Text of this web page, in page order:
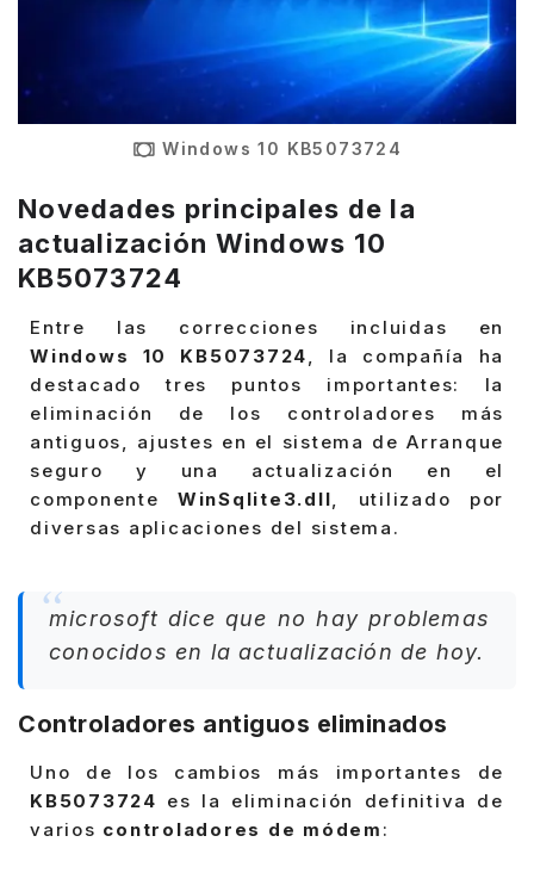
Windows 10 KB5073724
Novedades principales de la
actualización Windows 10
KB5073724
Entre las correcciones incluidas en
Windows 10 KB5073724, la compañía ha
destacado tres puntos importantes: la
eliminación de los controladores más
antiguos, ajustes en el sistema de Arranque
seguro y una actualización en el
componente WinSqlite3.dll, utilizado por
diversas aplicaciones del sistema.
microsoft dice que no hay problemas
conocidos en la actualización de hoy.
Controladores antiguos eliminados
Uno de los cambios más importantes de
KB5073724 es la eliminación definitiva de
varios controladores de módem :